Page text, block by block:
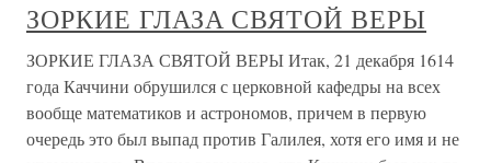
ЗОРКИЕ ГЛАЗА СВЯТОЙ ВЕРЫ
ЗОРКИЕ ГЛАЗА СВЯТОЙ ВЕРЫ Итак, 21 декабря 1614
года Каччини обрушился с церковной кафедры на всех
вообще математиков и астрономов, причем в первую
очередь это был выпад против Галилея, хотя его имя и не